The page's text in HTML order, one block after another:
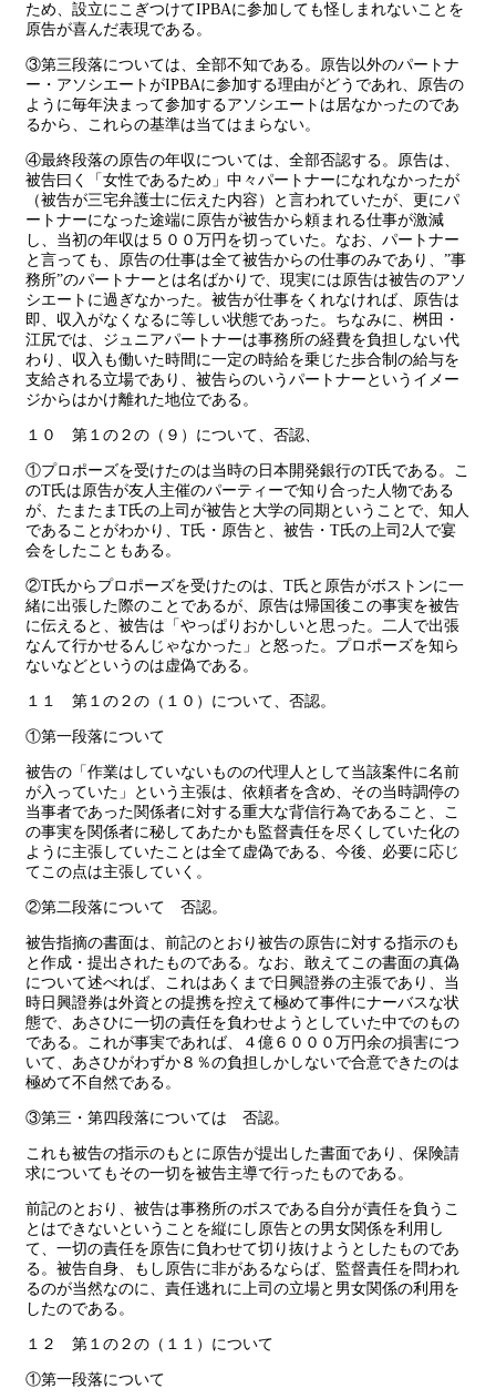
ため、設立にこぎつけてIPBAに参加しても怪しまれないことを
原告が喜んだ表現である。
③第三段落については、全部不知である。原告以外のパートナ
ー・アソシエートがIPBAに参加する理由がどうであれ、原告の
ように毎年決まって参加するアソシエートは居なかったのであ
るから、これらの基準は当てはまらない。
④最終段落の原告の年収については、全部否認する。原告は、
被告曰く「女性であるため」中々パートナーになれなかったが
（被告が三宅弁護士に伝えた内容）と言われていたが、更にパ
ートナーになった途端に原告が被告から頼まれる仕事が激減
し、当初の年収は５００万円を切っていた。なお、パートナー
と言っても、原告の仕事は全て被告からの仕事のみであり、”事
務所”のパートナーとは名ばかりで、現実には原告は被告のアソ
シエートに過ぎなかった。被告が仕事をくれなければ、原告は
即、収入がなくなるに等しい状態であった。ちなみに、桝田・
江尻では、ジュニアパートナーは事務所の経費を負担しない代
わり、収入も働いた時間に一定の時給を乗じた歩合制の給与を
支給される立場であり、被告らのいうパートナーというイメー
ジからはかけ離れた地位である。
１０ 第１の２の（９）について、否認、
①プロポーズを受けたのは当時の日本開発銀行のT氏である。こ
のT氏は原告が友人主催のパーティーで知り合った人物である
が、たまたまT氏の上司が被告と大学の同期ということで、知人
であることがわかり、T氏・原告と、被告・T氏の上司2人で宴
会をしたこともある。
②T氏からプロポーズを受けたのは、T氏と原告がボストンに一
緒に出張した際のことであるが、原告は帰国後この事実を被告
に伝えると、被告は「やっぱりおかしいと思った。二人で出張
なんて行かせるんじゃなかった」と怒った。プロポーズを知ら
ないなどというのは虚偽である。
１１ 第１の２の（１０）について、否認。
①第一段落について
被告の「作業はしていないものの代理人として当該案件に名前
が入っていた」という主張は、依頼者を含め、その当時調停の
当事者であった関係者に対する重大な背信行為であること、こ
の事実を関係者に秘してあたかも監督責任を尽くしていた化の
ように主張していたことは全て虚偽である、今後、必要に応じ
てこの点は主張していく。
②第二段落について 否認。
被告指摘の書面は、前記のとおり被告の原告に対する指示のも
と作成・提出されたものである。なお、敢えてこの書面の真偽
について述べれば、これはあくまで日興證券の主張であり、当
時日興證券は外資との提携を控えて極めて事件にナーバスな状
態で、あさひに一切の責任を負わせようとしていた中でのもの
である。これが事実であれば、４億６０００万円余の損害につ
いて、あさひがわずか８％の負担しかしないで合意できたのは
極めて不自然である。
③第三・第四段落については 否認。
これも被告の指示のもとに原告が提出した書面であり、保険請
求についてもその一切を被告主導で行ったものである。
前記のとおり、被告は事務所のボスである自分が責任を負うこ
とはできないということを縦にし原告との男女関係を利用し
て、一切の責任を原告に負わせて切り抜けようとしたものであ
る。被告自身、もし原告に非があるならば、監督責任を問われ
るのが当然なのに、責任逃れに上司の立場と男女関係の利用を
したのである。
１２ 第１の２の（１１）について
①第一段落について